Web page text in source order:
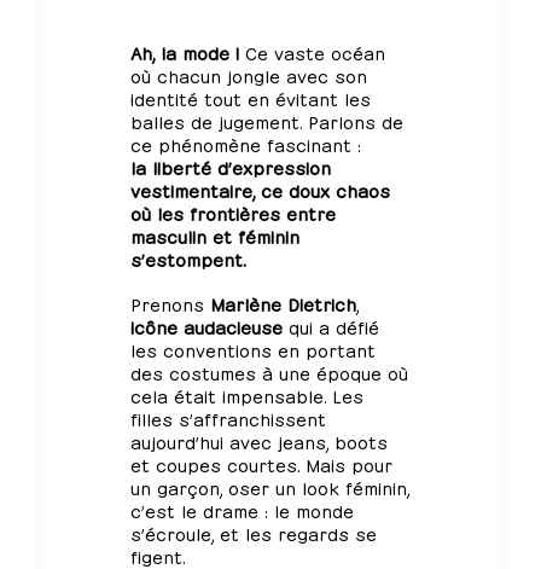
Ah, la mode ! Ce vaste océan
où chacun jongle avec son
identité tout en évitant les
balles de jugement. Parlons de
ce phénomène fascinant :
la liberté d’expression
vestimentaire, ce doux chaos
où les frontières entre
masculin et féminin
s’estompent.
Prenons Marlène Dietrich
icône audacieuse qui a défié
les conventions en portant
des costumes à une époque où
cela était impensable. Les
filles s’affranchissent
aujourd’hui avec jeans, boots
et coupes courtes. Mais pour
un garçon, oser un look féminin,
c’est le drame : le monde
s’écroule, et les regards se
figent.